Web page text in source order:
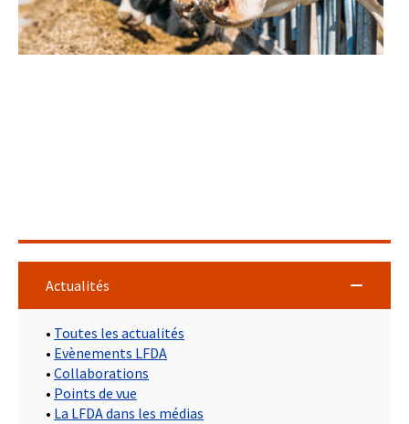
Actualités
• Toutes les actualités
• Evènements LFDA
• Collaborations
• Points de vue
• La LFDA dans les médias